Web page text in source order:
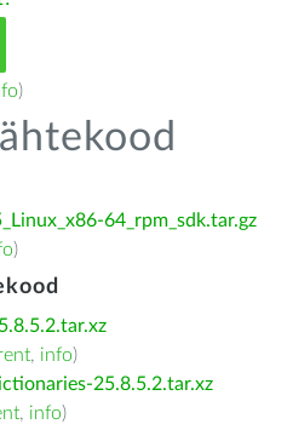
)
64_rpm_sdk.tar.gz
)
, info)
25.8.5.2.tar.xz
, info)